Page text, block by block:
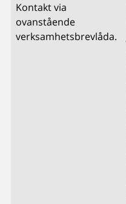
Kontakt via
ovanstående
verksamhetsbrevlåda.